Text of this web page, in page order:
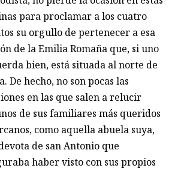
para proclamar a los cuatro
su orgullo de pertenecer a esa
de la Emilia Romaña que, si uno
bien, está situada al norte de
De hecho, no son pocas las
en las que salen a relucir
de sus familiares más queridos
como aquella abuela suya,
de san Antonio que
haber visto con sus propios